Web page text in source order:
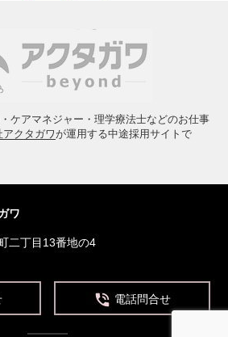
などから収集することがあります。
ついて、利用したサービスやソフトウ
、閲覧したページや広告の履歴、検索
、利用日時、利用方法、利用環境（携
用の場合の当該端末の通信状態、利用
情報、端末の個体識別情報などの履歴
を、ユーザーが当社や提携先のサービ
Analyticsの利用規約及びプライバシ
説明については、Google Analyticsの
い。なお、Google Analyticsのサービ
ついては、当社は責任を負わないもの
での統計情報や、お使いのコンピュー
ソフトウェアについての情報をお預か
す。この情報には、IPアドレス、ドメ
リンクから当サイトにアクセスした
ケアマネジャー・理学療法士などのお仕事
アクタガワが運用する中途採用サイトで
ワ
二丁目13番地の4
 電話問合せ